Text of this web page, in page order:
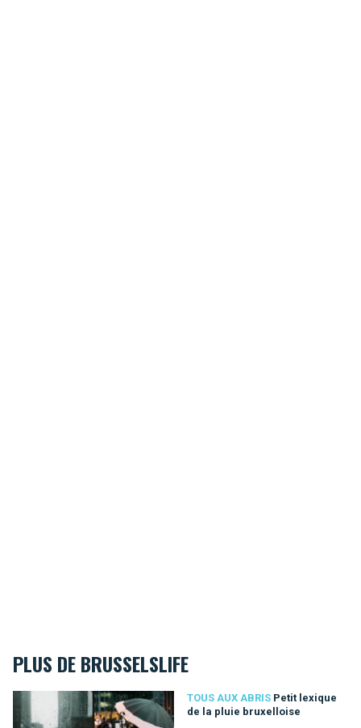
PLUS DE BRUSSELSLIFE
TOUS AUX ABRIS Petit lexique
de la pluie bruxelloise
Petit lexique de la pluie bruxelloise